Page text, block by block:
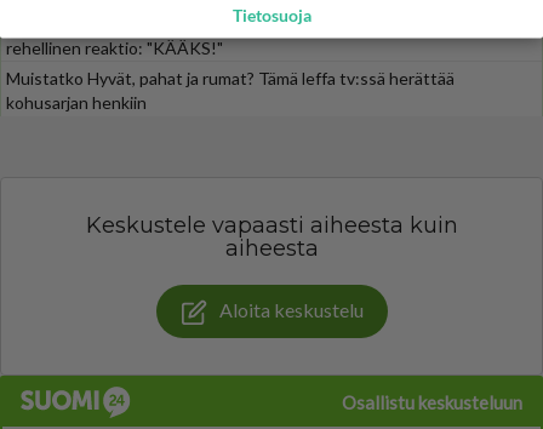
Iloyllätys! Maajussi-Kalle ja Niina palaavat televisioon - Niinalta
rehellinen reaktio: "KÄÄKS!"
Muistatko Hyvät, pahat ja rumat? Tämä leffa tv:ssä herättää
kohusarjan henkiin
Keskustele vapaasti aiheesta kuin
aiheesta
Aloita keskustelu
Osallistu keskusteluun
Tietosuoja